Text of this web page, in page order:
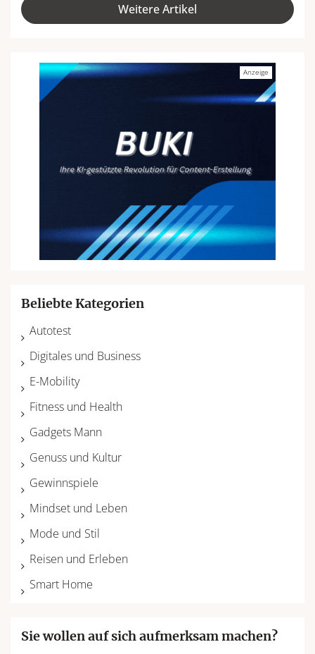
Weitere Artikel
Beliebte Kategorien
Autotest
Digitales und Business
E-Mobility
Fitness und Health
Gadgets Mann
Genuss und Kultur
Gewinnspiele
Mindset und Leben
Mode und Stil
Reisen und Erleben
Smart Home
Sie wollen auf sich aufmerksam machen?